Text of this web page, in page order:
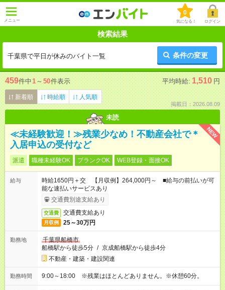
メニュー
0
気になる！ ログイン
検索結果
千葉県で平日が休みのバイト一覧 条件の変更
459件中1 ～ 50件表示 平均時給: 1,510 円
新着順 時給順 人気順
掲載日：2026.08.09
未読
NEW
≪未経験歓迎！≫残業少なめ！不動産会社で＊
入居申込の受付など
派遣 職種未経験OK ブランクOK WEB登録・面接OK
給与
時給1650円＋交 【月収例】264,000円～ ■給与の前払いが可
能な速払いサービスあり
交通費別途支給あり
交通費 交通費支給あり
月収例 25～30万円
勤務地
千葉県船橋市
船橋駅から徒歩5分 / 京成船橋駅から徒歩4分
不動産・建築・建設関連
勤務時間 9:00～18:00 ※残業はほとんどありません。※休憩60分。